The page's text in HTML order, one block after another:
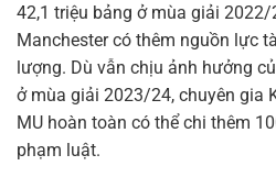
42,1 triệu bảng ở mùa giải
Manchester có thêm nguồn lực
lượng. Dù vẫn chịu ảnh hưởng
ở mùa giải 2023/24, chuyên gia
MU hoàn toàn có thể chi thêm
phạm luật.